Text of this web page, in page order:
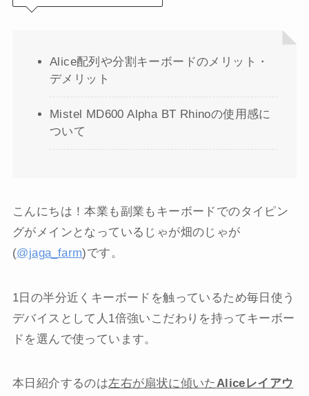
Alice配列や分割キーボードのメリット・
デメリット
Mistel MD600 Alpha BT Rhinoの使用感に
ついて
こんにちは！本業も副業もキーボードでのタイピン
グがメインとなっているじゃが畑のじゃが
(@jaga_farm)です。
1日の半分近くキーボードを触っているため毎日使う
デバイスとして人1倍強いこだわりを持ってキーボー
ドを選んで使っています。
本日紹介するのは左右が扇状に傾いた Aliceレイアウ